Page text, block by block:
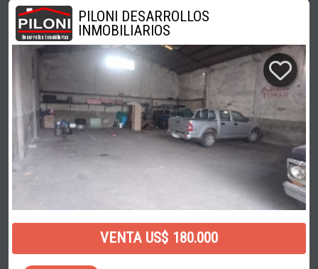
PILONI DESARROLLOS
INMOBILIARIOS
VENTA US$ 180.000